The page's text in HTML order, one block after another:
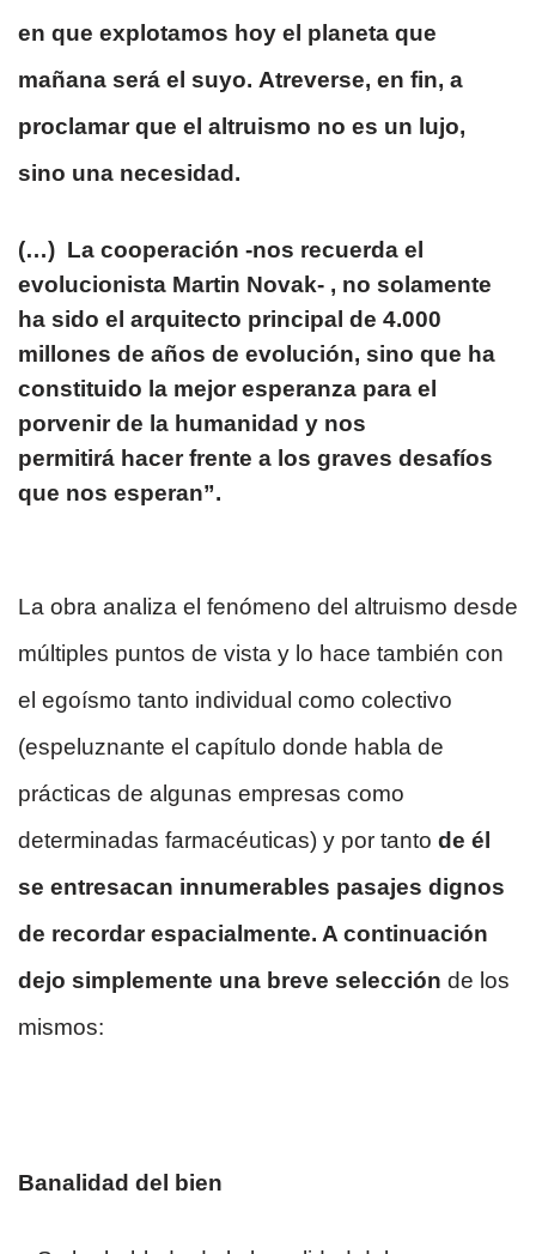
en que explotamos hoy el planeta que
mañana será el suyo. Atreverse, en fin, a
proclamar que el altruismo no es un lujo,
sino una necesidad.
(…) La cooperación -nos recuerda el
evolucionista Martin Novak- , no solamente
ha sido el arquitecto principal de 4.000
millones de años de evolución, sino que ha
constituido la mejor esperanza para el
porvenir de la humanidad y nos
permitirá hacer frente a los graves desafíos
que nos esperan”.
La obra analiza el fenómeno del altruismo desde
múltiples puntos de vista y lo hace también con
el egoísmo tanto individual como colectivo
(espeluznante el capítulo donde habla de
prácticas de algunas empresas como
determinadas farmacéuticas) y por tanto de él
se entresacan innumerables pasajes dignos
de recordar espacialmente. A continuación
dejo simplemente una breve selección de los
mismos:
Banalidad del bien